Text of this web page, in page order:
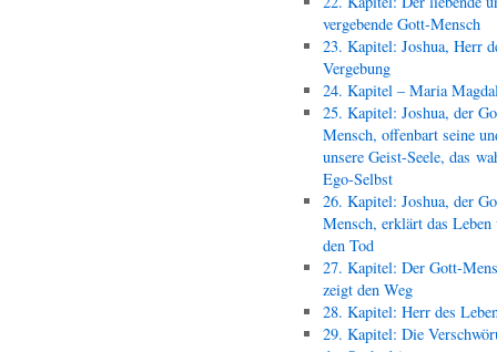
vergebende Gott-Mensch
23. Kapitel: Joshua, Herr
Vergebung
24. Kapitel – Maria
25. Kapitel: Joshua, der
Mensch, offenbart seine
unsere Geist-Seele, das
Ego-Selbst
26. Kapitel: Joshua, der
Mensch, erklärt das Leben
den Tod
27. Kapitel: Der Gott-
zeigt den Weg
28. Kapitel: Herr des
29. Kapitel: Die